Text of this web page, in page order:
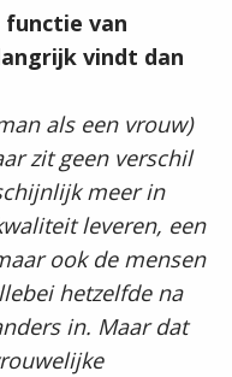
functie van
vindt dan
als een vrouw)
zit geen verschil
meer in
leveren, een
ook de mensen
hetzelfde na
in. Maar dat